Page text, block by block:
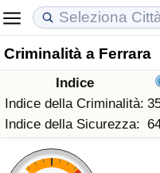
Criminalità a Ferrara
Indice
Indice della Criminalità:
Indice della Sicurezza:
Costo della vita
Indice Del Costo Della
Indice Del Costo Della
Prezzi degli immobili
Indice del Prezzo delle
Indice del Prezzo delle
Qualità della Vita
Indice della Qualità della
Indice della Qualità